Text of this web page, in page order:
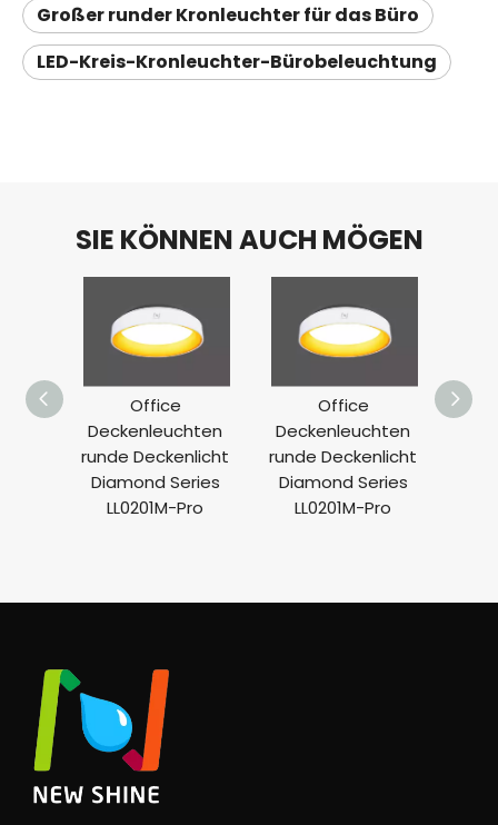
Großer runder Kronleuchter für das Büro
LED-Kreis-Kronleuchter-Bürobeleuchtung
SIE KÖNNEN AUCH MÖGEN
Office
Deckenleuchten
runde Deckenlicht
Diamond Series
LL0201M-Pro
Office
Deckenleuchten
runde Deckenlicht
Diamond Series
LL0201M-Pro